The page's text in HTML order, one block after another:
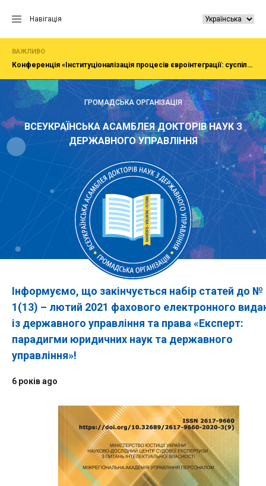
Навігація
ВАЖЛИВО
Конференція «Інституціоналізація процесів євроінтеграції: суспільство, економіка, адміністрування»
ГРОМАДСЬКА ОРГАНІЗАЦІЯ
ВСЕУКРАЇНСЬКА АСАМБЛЕЯ ДОКТОРІВ НАУК З
ДЕРЖАВНОГО УПРАВЛІННЯ
Інформуємо, що закінчується набір статей до №
1(13) – лютий 2021 фахового електронного
із державного управління та права «Експерт:
парадигми юридичних наук та державного
управління»!
6 років ago